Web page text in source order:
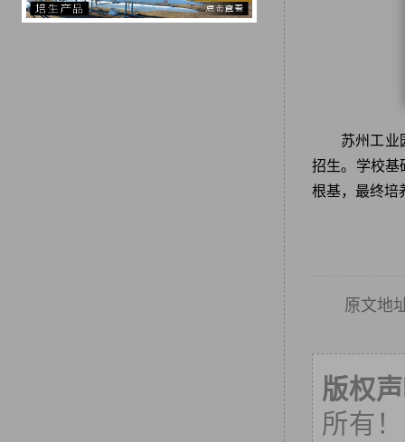
苏州工业
招生。学校基
根基，最终培
原文地
版权
所有